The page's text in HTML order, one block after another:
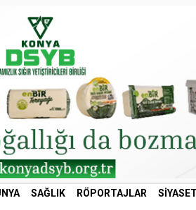
SAĞLIK RÖPORTAJLAR SIYASET